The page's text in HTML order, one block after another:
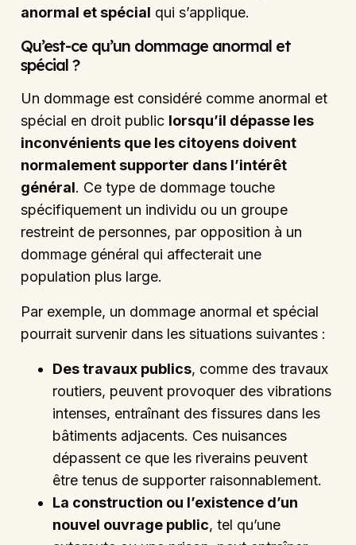
anormal et spécial qui s’applique.
Qu’est-ce qu’un dommage anormal et
spécial ?
Un dommage est considéré comme anormal et
spécial en droit public lorsqu’il dépasse les
inconvénients que les citoyens doivent
normalement supporter dans l’intérêt
général. Ce type de dommage touche
spécifiquement un individu ou un groupe
restreint de personnes, par opposition à un
dommage général qui affecterait une
population plus large.
Par exemple, un dommage anormal et spécial
pourrait survenir dans les situations suivantes :
Des travaux publics, comme des travaux
routiers, peuvent provoquer des vibrations
intenses, entraînant des fissures dans les
bâtiments adjacents. Ces nuisances
dépassent ce que les riverains peuvent
être tenus de supporter raisonnablement.
La construction ou l’existence d’un
nouvel ouvrage public, tel qu’une